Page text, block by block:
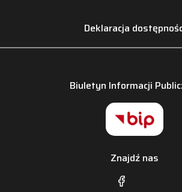
Deklaracja
Biuletyn Informacji
Znajdź nas